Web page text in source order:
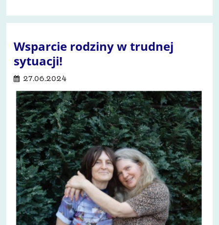
Wsparcie rodziny w trudnej
sytuacji!
27.06.2024